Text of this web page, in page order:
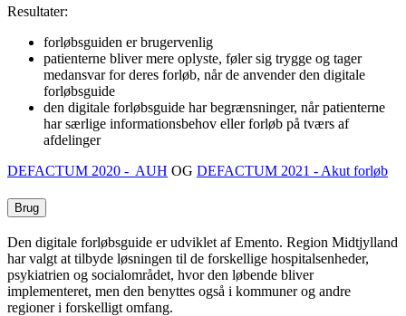
Resultater:
forløbsguiden er brugervenlig
patienterne bliver mere oplyste, føler sig trygge og tager
medansvar for deres forløb, når de anvender den digitale
forløbsguide
den digitale forløbsguide har begrænsninger, når patienterne
har særlige informationsbehov eller forløb på tværs af
afdelinger
DEFACTUM 2020 - AUH OG DEFACTUM 2021 - Akut forløb
Brug
Den digitale forløbsguide er udviklet af Emento. Region Midtjylland
har valgt at tilbyde løsningen til de forskellige hospitalsenheder,
psykiatrien og socialområdet, hvor den løbende bliver
implementeret, men den benyttes også i kommuner og andre
regioner i forskelligt omfang.